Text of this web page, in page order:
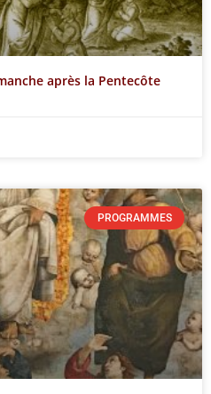
après la Pentecôte
PROGRAMMES